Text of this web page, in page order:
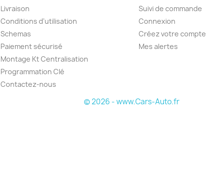
Livraison
Conditions d'utilisation
Schemas
Paiement sécurisé
Montage Kt Centralisation
Programmation Clé
Contactez-nous
Suivi de commande
Connexion
Créez votre compte
Mes alertes
© 2026 - www.Cars-Auto.fr